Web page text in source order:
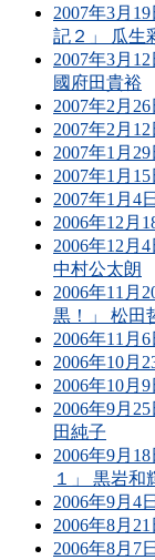
2007年3月
記２」 瓜生
2007年3月
國府田貴裕
2007年2月
2007年2月
2007年1月
2007年1月
2007年1月4
2006年12月
2006年12月
中村公太朗
2006年11月
黒！」 松田
2006年11月
2006年10月
2006年10月
2006年9月
田純子
2006年9月
１」 黒岩和
2006年9月4
2006年8月
2006年8月7